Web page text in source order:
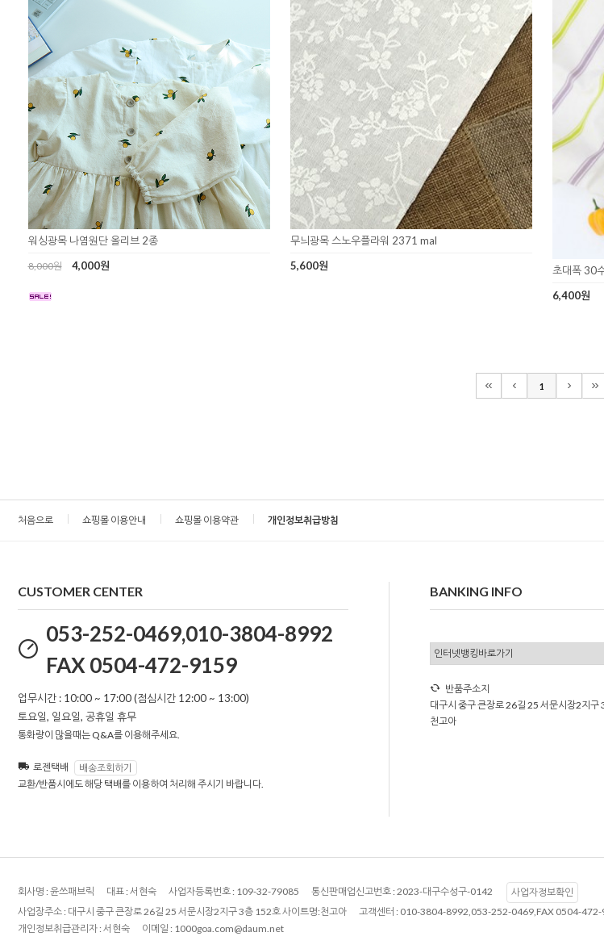
워싱광목 나염원단 올리브 2종
8,000원 4,000원
무늬광목 스노우플라워 2371 mal
5,600원
초대폭 30
6,400원
1
처음으로 쇼핑몰 이용안내 쇼핑몰 이용약관 개인정보취급방침
CUSTOMER CENTER
053-252-0469,010-3804-8992
FAX 0504-472-9159
업무시간 : 10:00 ~ 17:00 (점심시간 12:00 ~ 13:00)
토요일, 일요일, 공휴일 휴무
통화량이 많을때는 Q&A를 이용해주세요.
로젠택배
배송조회하기
교환/반품시에도 해당 택배를 이용하여 처리해 주시기 바랍니다.
BANKING INFO
반품주소지
대구시 중구 큰장로 26길 25 서문시장2지구
천고아
회사명 : 윤쓰패브릭 대표 : 서현숙 사업자등록번호 : 109-32-79085 통신판매업신고번호 : 2023-대구수성구-0142
사업자정보확인
사업장주소 : 대구시 중구 큰장로 26길 25 서문시장2지구 3층 152호 사이트명:천고아 고객센터 : 010-3804-8992,053-252-0469,FAX 0504-
개인정보취급관리자 : 서현숙 이메일 : 1000goa.com@daum.net